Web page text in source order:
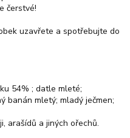
čerstvé!
uzavřete a spotřebujte do
54% ; datle mleté;
banán mletý; mladý ječmen;
arašídů a jiných ořechů.